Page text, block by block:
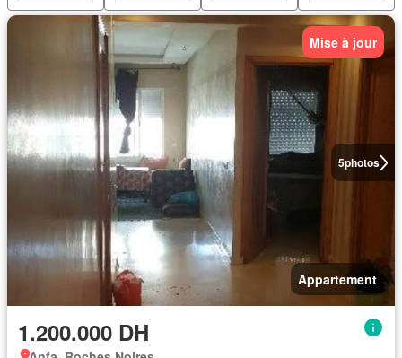
5photos
Mise à jour
Appartement
1.200.000 DH